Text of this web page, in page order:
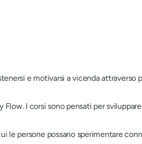
e motivarsi a vicenda attraverso
I corsi sono pensati per
le persone possano sperimentare